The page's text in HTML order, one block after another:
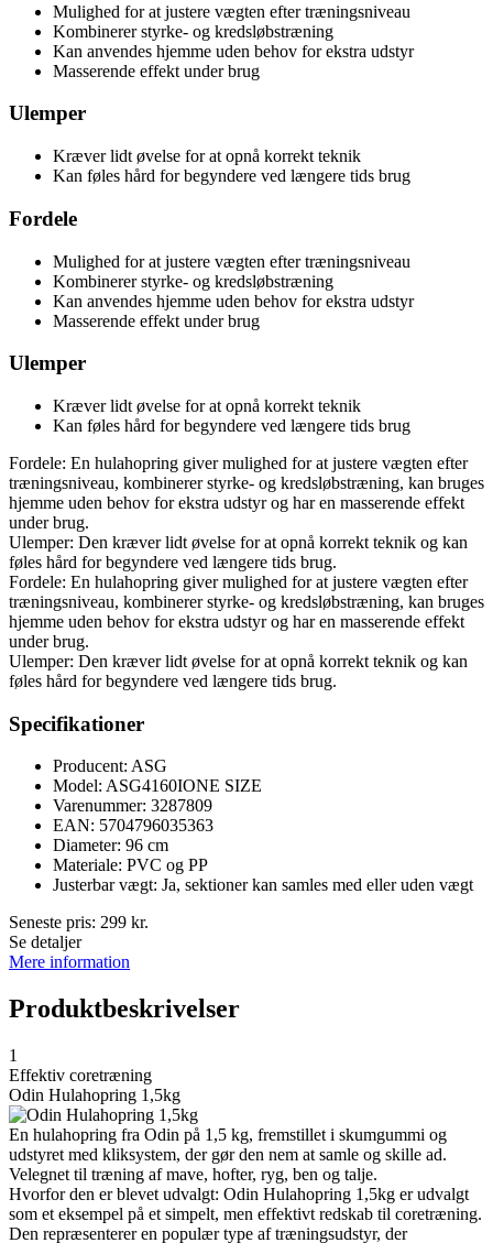
Mulighed for at justere vægten efter træningsniveau
Kombinerer styrke- og kredsløbstræning
Kan anvendes hjemme uden behov for ekstra udstyr
Masserende effekt under brug
Ulemper
Kræver lidt øvelse for at opnå korrekt teknik
Kan føles hård for begyndere ved længere tids brug
Fordele
Mulighed for at justere vægten efter træningsniveau
Kombinerer styrke- og kredsløbstræning
Kan anvendes hjemme uden behov for ekstra udstyr
Masserende effekt under brug
Ulemper
Kræver lidt øvelse for at opnå korrekt teknik
Kan føles hård for begyndere ved længere tids brug
Fordele: En hulahopring giver mulighed for at justere vægten efter
træningsniveau, kombinerer styrke- og kredsløbstræning, kan bruges
hjemme uden behov for ekstra udstyr og har en masserende effekt
under brug.
Ulemper: Den kræver lidt øvelse for at opnå korrekt teknik og kan
føles hård for begyndere ved længere tids brug.
Fordele: En hulahopring giver mulighed for at justere vægten efter
træningsniveau, kombinerer styrke- og kredsløbstræning, kan bruges
hjemme uden behov for ekstra udstyr og har en masserende effekt
under brug.
Ulemper: Den kræver lidt øvelse for at opnå korrekt teknik og kan
føles hård for begyndere ved længere tids brug.
Specifikationer
Producent: ASG
Model: ASG4160IONE SIZE
Varenummer: 3287809
EAN: 5704796035363
Diameter: 96 cm
Materiale: PVC og PP
Justerbar vægt: Ja, sektioner kan samles med eller uden vægt
Seneste pris: 299 kr.
Se detaljer
Mere information
Produktbeskrivelser
1
Effektiv coretræning
Odin Hulahopring 1,5kg
En hulahopring fra Odin på 1,5 kg, fremstillet i skumgummi og
udstyret med kliksystem, der gør den nem at samle og skille ad.
Velegnet til træning af mave, hofter, ryg, ben og talje.
Hvorfor den er blevet udvalgt: Odin Hulahopring 1,5kg er udvalgt
som et eksempel på et simpelt, men effektivt redskab til coretræning.
Den repræsenterer en populær type af træningsudstyr, der